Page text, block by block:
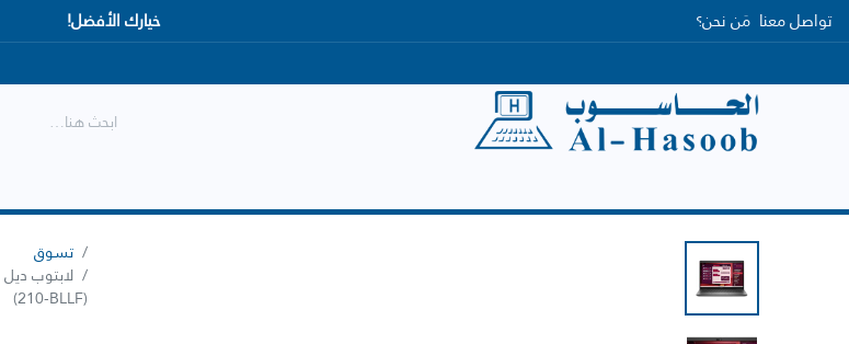
تواصل معنا مَن نحن؟ خيارك الأفضل!
تسوق
(210-BLLF)